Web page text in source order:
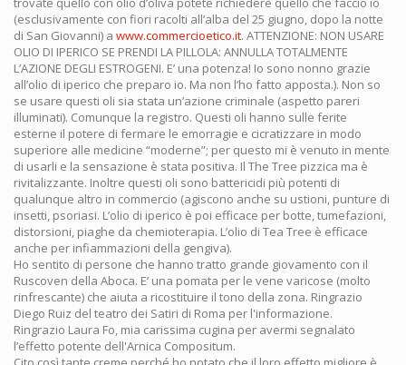
(esclusivamente con fiori racolti all’alba del 25 giugno, dopo la notte
di San Giovanni) a www.commercioetico.it. ATTENZIONE: NON USARE
OLIO DI IPERICO SE PRENDI LA PILLOLA: ANNULLA TOTALMENTE
L’AZIONE DEGLI ESTROGENI. E’ una potenza! Io sono nonno grazie
all’olio di iperico che preparo io. Ma non l’ho fatto apposta.). Non so
se usare questi oli sia stata un’azione criminale (aspetto pareri
illuminati). Comunque la registro. Questi oli hanno sulle ferite
esterne il potere di fermare le emorragie e cicratizzare in modo
superiore alle medicine “moderne”; per questo mi è venuto in mente
di usarli e la sensazione è stata positiva. Il The Tree pizzica ma è
rivitalizzante. Inoltre questi oli sono battericidi più potenti di
qualunque altro in commercio (agiscono anche su ustioni, punture di
insetti, psoriasi. L’olio di iperico è poi efficace per botte, tumefazioni,
distorsioni, piaghe da chemioterapia. L’olio di Tea Tree è efficace
anche per infiammazioni della gengiva).
Ho sentito di persone che hanno tratto grande giovamento con il
Ruscoven della Aboca. E’ una pomata per le vene varicose (molto
rinfrescante) che aiuta a ricostituire il tono della zona. Ringrazio
Diego Ruiz del teatro dei Satiri di Roma per l'informazione.
Ringrazio Laura Fo, mia carissima cugina per avermi segnalato
l’effetto potente dell'Arnica Compositum.